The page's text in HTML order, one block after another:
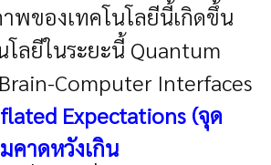
พของเทคโนโลยีนี้เกิดขึ้น
โลยีในระยะนี้ Quantum
Computer Interfaces
Expectations (จุด
คาดหวังเกิน